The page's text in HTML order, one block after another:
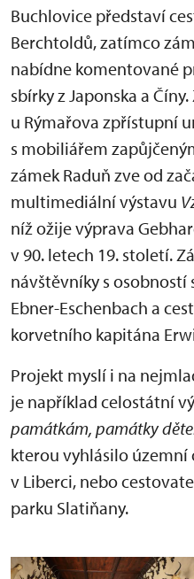
Buchlovice představí
Berchtoldů, zatímco
nabídne komentované
sbírky z Japonska a
u Rýmařova zpřístupní
s mobiliářem
zámek Raduň zve od
multimediální výstavu
níž ožije výprava
v 90. letech 19. století.
návštěvníky s
Ebner-Eschenbach a
korvetního kapitána
Projekt myslí i na
je například celostátní
památkám, památky
kterou vyhlásilo
v Liberci, nebo
parku Slatiňany.